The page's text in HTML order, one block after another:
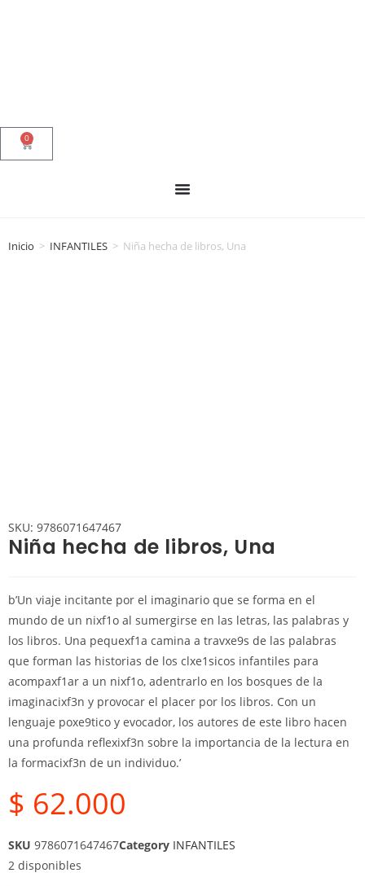
0
Inicio > INFANTILES > Niña hecha de libros, Una
SKU: 9786071647467
Niña hecha de libros, Una
b’Un viaje incitante por el imaginario que se forma en el
mundo de un nixf1o al sumergirse en las letras, las palabras y
los libros. Una pequexf1a camina a travxe9s de las palabras
que forman las historias de los clxe1sicos infantiles para
acompaxf1ar a un nixf1o, adentrarlo en los bosques de la
imaginacixf3n y provocar el placer por los libros. Con un
lenguaje poxe9tico y evocador, los autores de este libro hacen
una profunda reflexixf3n sobre la importancia de la lectura en
la formacixf3n de un individuo.’
$ 62.000
SKU 9786071647467Category INFANTILES
2 disponibles